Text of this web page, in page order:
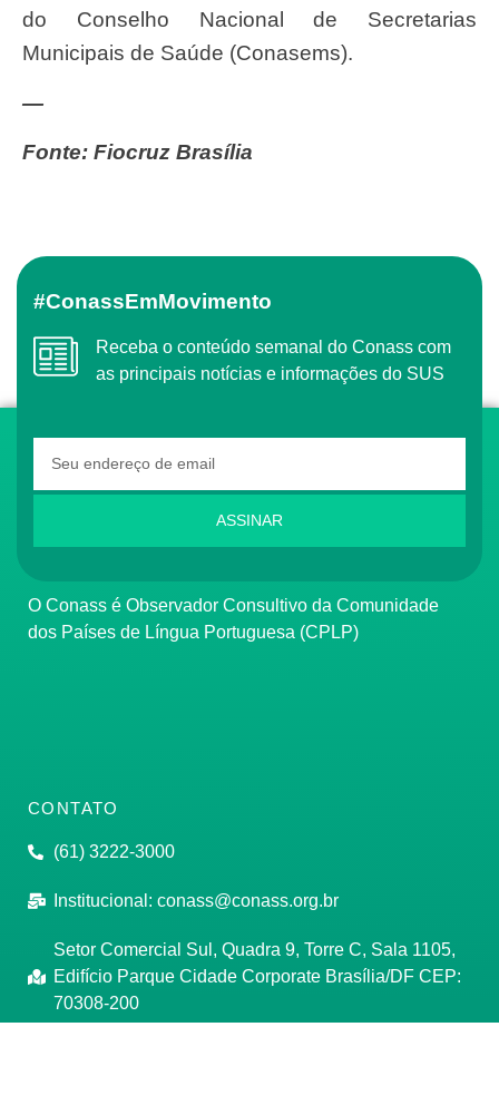
do Conselho Nacional de Secretarias
Municipais de Saúde (Conasems).
—
Fonte: Fiocruz Brasília
#ConassEmMovimento
Receba o conteúdo semanal do Conass com
as principais notícias e informações do SUS
ASSINAR
O Conass é Observador Consultivo da Comunidade
dos Países de Língua Portuguesa (CPLP)
CONTATO
(61) 3222-3000
Institucional: conass@conass.org.br
Setor Comercial Sul, Quadra 9, Torre C, Sala 1105,
Edifício Parque Cidade Corporate Brasília/DF CEP:
70308-200